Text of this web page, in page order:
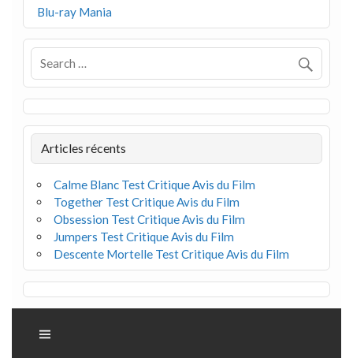
Blu-ray Mania
Articles récents
Calme Blanc Test Critique Avis du Film
Together Test Critique Avis du Film
Obsession Test Critique Avis du Film
Jumpers Test Critique Avis du Film
Descente Mortelle Test Critique Avis du Film